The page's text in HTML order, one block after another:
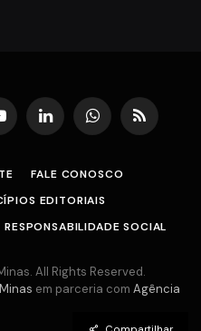
LinkedInWhatsAppRSS
FALE CONOSCO
EDITORIAIS
RESPONSABILIDADE SOCIAL
All Rights Reserved.
em parceria com Agência